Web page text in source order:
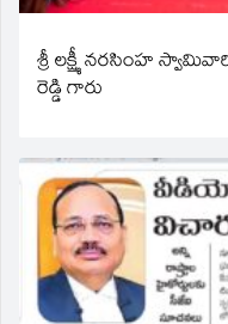
శ్రీ లక్ష్మీ నరసింహ
రెడ్డి గారు